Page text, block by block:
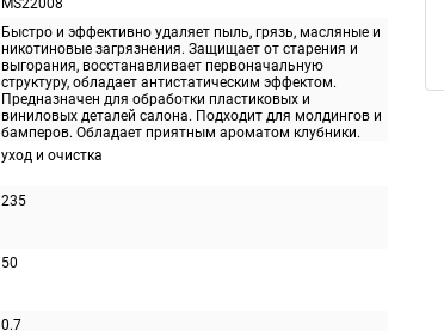
MS22008
Быстро и эффективно удаляет пыль, грязь, масляные и
никотиновые загрязнения. Защищает от старения и
выгорания, восстанавливает первоначальную
структуру, обладает антистатическим эффектом.
Предназначен для обработки пластиковых и
виниловых деталей салона. Подходит для молдингов и
бамперов. Обладает приятным ароматом клубники.
уход и очистка
235
50
0.7